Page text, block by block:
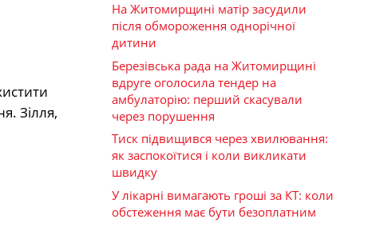
Зілля,
На Житомирщині матір засудили
після обмороження однорічної
дитини
Березівська рада на Житомирщині
вдруге оголосила тендер на
амбулаторію: перший скасували
через порушення
Тиск підвищився через хвилювання:
як заспокоїтися і коли викликати
швидку
У лікарні вимагають гроші за КТ: коли
обстеження має бути безоплатним